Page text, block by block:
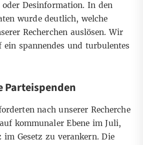
oder Desinformation. In den
wurde deutlich, welche
Recherchen auslösen. Wir
spannendes und turbulentes
nach unserer Recherche
kommunaler Ebeneim Juli,
im Gesetz zu verankern. Die